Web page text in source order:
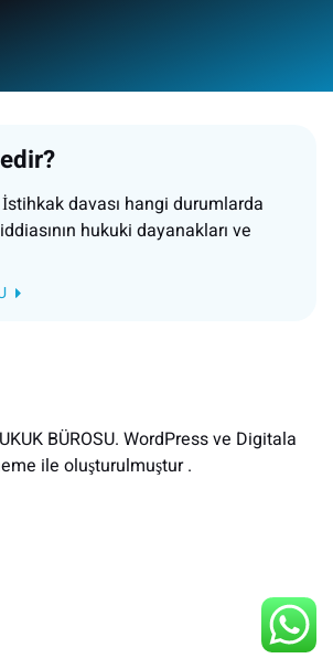
davası hangi durumlarda
hukuki dayanakları ve
BÜROSU. WordPress ve Digitala
ile oluşturulmuştur .